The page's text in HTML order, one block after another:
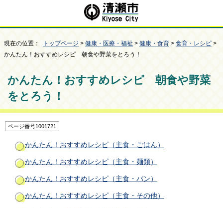
現在の位置： トップページ > 健康・医療・福祉 > 健康・食育 > 食育・レシピ >
かんたん！おすすめレシピ 朝食や野菜をとろう！
かんたん！おすすめレシピ 朝食や野菜
をとろう！
ページ番号1001721
かんたん！おすすめレシピ（主食・ごはん）
かんたん！おすすめレシピ（主食・麺類）
かんたん！おすすめレシピ（主食・パン）
かんたん！おすすめレシピ（主食・その他）